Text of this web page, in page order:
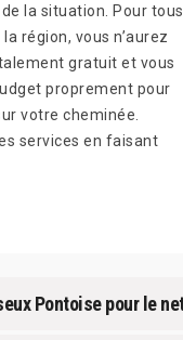
la situation. Pour tous
région, vous n’aurez
gratuit et vous
proprement pour
votre cheminée.
services en faisant
Pontoise pour le